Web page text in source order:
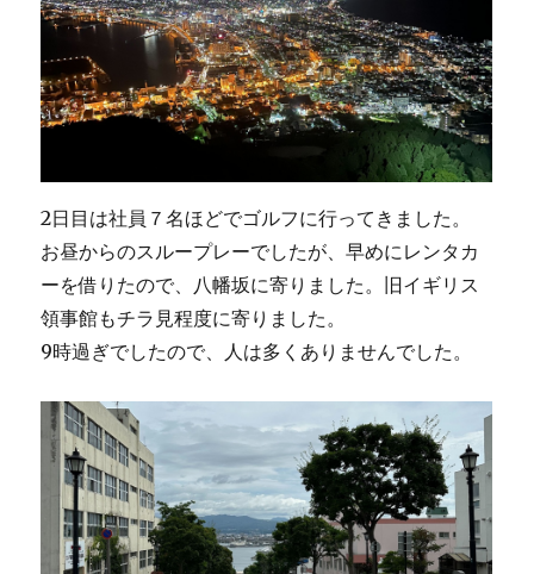
2日目は社員７名ほどでゴルフに行ってきました。
お昼からのスループレーでしたが、早めにレンタカ
ーを借りたので、八幡坂に寄りました。旧イギリス
領事館もチラ見程度に寄りました。
9時過ぎでしたので、人は多くありませんでした。